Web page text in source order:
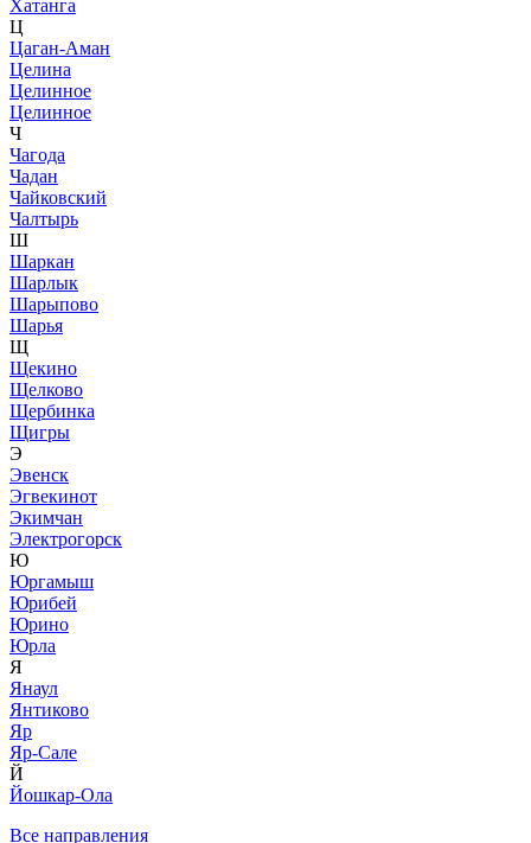
Хатанга
Ц
Цаган-Аман
Целина
Целинное
Целинное
Ч
Чагода
Чадан
Чайковский
Чалтырь
Ш
Шаркан
Шарлык
Шарыпово
Шарья
Щ
Щекино
Щелково
Щербинка
Щигры
Э
Эвенск
Эгвекинот
Экимчан
Электрогорск
Ю
Юргамыш
Юрибей
Юрино
Юрла
Я
Янаул
Янтиково
Яр
Яр-Сале
Й
Йошкар-Ола
Все направления